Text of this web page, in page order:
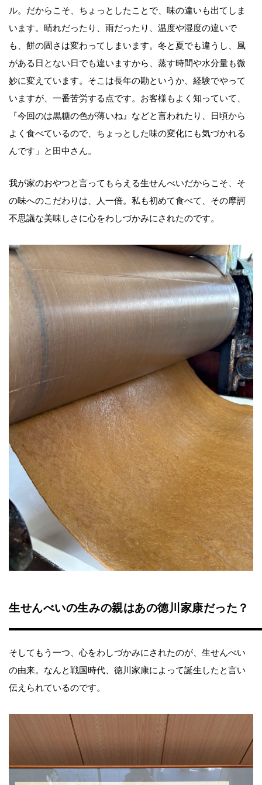
ル。だからこそ、ちょっとしたことで、味の違いも出てしま
います。晴れだったり、雨だったり、温度や湿度の違いで
も、餅の固さは変わってしまいます。冬と夏でも違うし、風
がある日とない日でも違いますから、蒸す時間や水分量も微
妙に変えています。そこは長年の勘というか、経験でやって
いますが、一番苦労する点です。お客様もよく知っていて、
『今回のは黒糖の色が薄いね』などと言われたり、日頃から
よく食べているので、ちょっとした味の変化にも気づかれる
んです」と田中さん。
我が家のおやつと言ってもらえる生せんべいだからこそ、そ
の味へのこだわりは、人一倍。私も初めて食べて、その摩訶
不思議な美味しさに心をわしづかみにされたのです。
生せんべいの生みの親はあの徳川家康だった？
そしてもう一つ、心をわしづかみにされたのが、生せんべい
の由来。なんと戦国時代、徳川家康によって誕生したと言い
伝えられているのです。